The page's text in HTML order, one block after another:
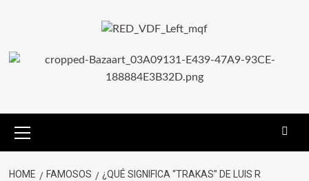
HOME FAMOSOS
¿QUÉ SIGNIFICA “TRAKAS” DE LUIS R